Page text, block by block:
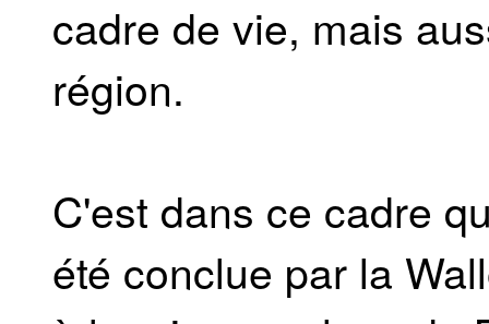
cadre de vie, mais
région.
C'est dans ce cadre
été conclue par la